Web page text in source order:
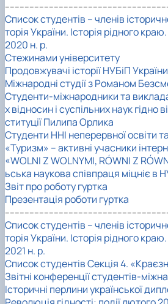
Список студентів – членів
торія України. Історія рідного
2020 н. р.
Стежинами університету
Продовжувачі історії НУБіП
Міжнародні студії з Романом
Студенти-міжнародники та
х відносин і суспільних наук гідно
ституції Пилипа Орлика
Студенти ННІ неперервної освіти
«Туризм» – активні учасники
«WOLNI Z WOLNYMI, RÓWNI Z
ьська наукова співпраця міцніє в
Звіт про роботу гуртка
Презентація роботи гуртка
Список студентів – членів
торія України. Історія рідного
2021 н. р.
Список студентів Секція 4.
Звітні конференції студентів-
Історичні перлини української